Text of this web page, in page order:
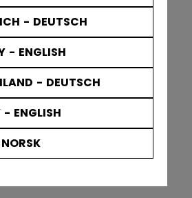
- DEUTSCH
- ENGLISH
- DEUTSCH
ENGLISH